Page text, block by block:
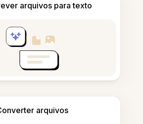
arquivos para texto
arquivos